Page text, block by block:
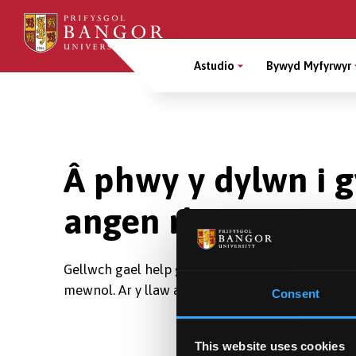
Consent
This website uses cookies
Sgipiwch
gynnwys
Main
Astudio Bywyd Myfyrwyr
Â phwy y dylwn i
angen rhagor o
Gellwch gael help gan dîm y Ddesg Gymorth
mewnol. Ar y llaw arall, gellwch anfon e-bost at